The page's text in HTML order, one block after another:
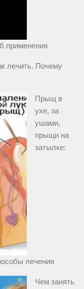
применения
лечить. Почему
Прыщ в
ухе, за
ушами,
прыщи на
затылке:
лечения
Чем занять